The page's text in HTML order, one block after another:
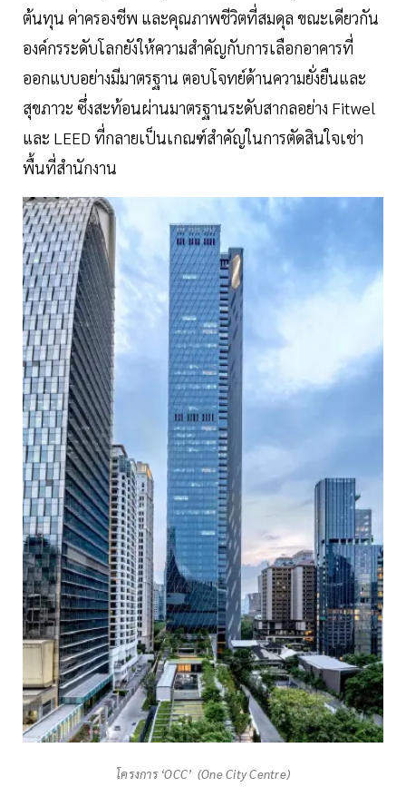
ต้นทุน ค่าครองชีพ และคุณภาพชีวิตที่สมดุล ขณะเดียวกัน
องค์กรระดับโลกยังให้ความสำคัญกับการเลือกอาคารที่
ออกแบบอย่างมีมาตรฐาน ตอบโจทย์ด้านความยั่งยืนและ
สุขภาวะ ซึ่งสะท้อนผ่านมาตรฐานระดับสากลอย่าง Fitwel
และ LEED ที่กลายเป็นเกณฑ์สำคัญในการตัดสินใจเช่า
พื้นที่สำนักงาน
โครงการ ‘OCC’ (One City Centre)